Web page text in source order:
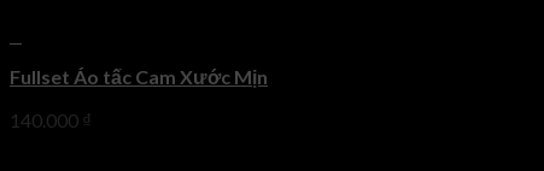
Fullset Áo tấc Cam Xước Mịn
140.000 ₫